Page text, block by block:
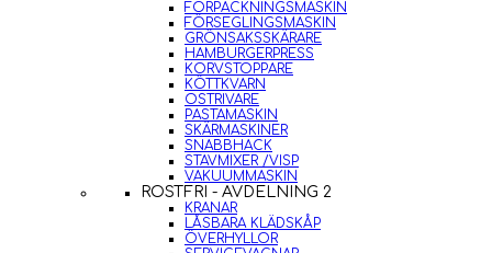
FÖRPACKNINGSMASKIN
FÖRSEGLINGSMASKIN
GRÖNSAKSSKÄRARE
HAMBURGERPRESS
KORVSTOPPARE
KÖTTKVARN
OSTRIVARE
PASTAMASKIN
SKÄRMASKINER
SNABBHACK
STAVMIXER /VISP
VAKUUMMASKIN
ROSTFRI - AVDELNING 2
KRANAR
LÅSBARA KLÄDSKÅP
ÖVERHYLLOR